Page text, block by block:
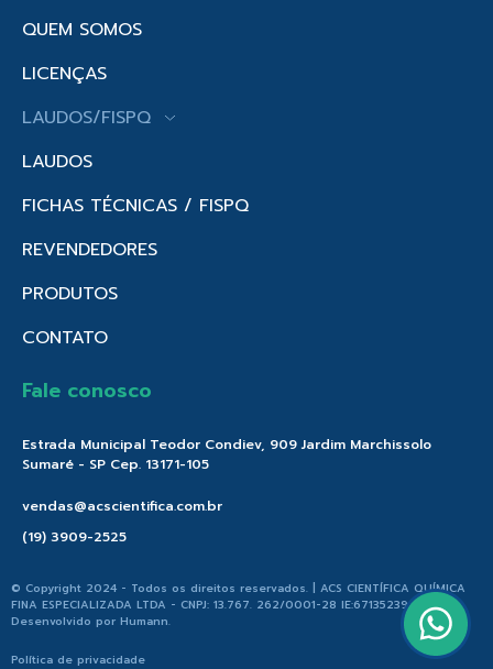
QUEM SOMOS
LICENÇAS
LAUDOS/FISPQ
LAUDOS
FICHAS TÉCNICAS / FISPQ
REVENDEDORES
PRODUTOS
CONTATO
Fale conosco
Estrada Municipal Teodor Condiev, 909 Jardim Marchissolo
Sumaré - SP Cep. 13171-105
vendas@acscientifica.com.br
(19) 3909-2525
© Copyright 2024 - Todos os direitos reservados. | ACS CIENTÍFICA QUÍMICA
FINA ESPECIALIZADA LTDA - CNPJ: 13.767. 262/0001-28 IE:671352396.176 |
Desenvolvido por Humann.
Política de privacidade